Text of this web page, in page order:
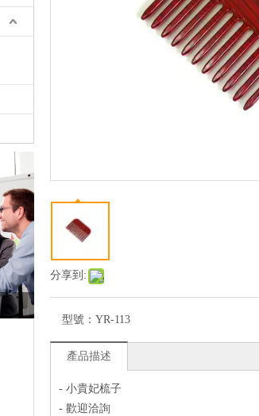
分享到:
型號： YR-113
產品描述
- 小貴妃梳子
- 歡迎洽詢